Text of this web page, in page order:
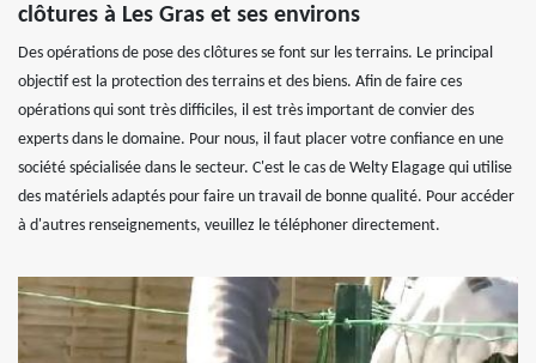
clôtures à Les Gras et ses environs
Des opérations de pose des clôtures se font sur les terrains. Le principal
objectif est la protection des terrains et des biens. Afin de faire ces
opérations qui sont très difficiles, il est très important de convier des
experts dans le domaine. Pour nous, il faut placer votre confiance en une
société spécialisée dans le secteur. C'est le cas de Welty Elagage qui utilise
des matériels adaptés pour faire un travail de bonne qualité. Pour accéder
à d'autres renseignements, veuillez le téléphoner directement.